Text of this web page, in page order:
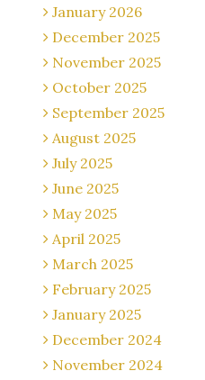
January 2026
December 2025
November 2025
October 2025
September 2025
August 2025
July 2025
June 2025
May 2025
April 2025
March 2025
February 2025
January 2025
December 2024
November 2024